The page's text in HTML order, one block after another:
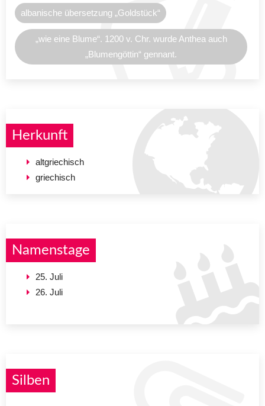
albanische übersetzung „Goldstück“
„wie eine Blume“. 1200 v. Chr. wurde Anthea auch
„Blumengöttin“ gennant.
Herkunft
altgriechisch
griechisch
Namenstage
25. Juli
26. Juli
Silben